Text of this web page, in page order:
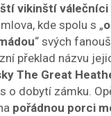
vikinští válečníci
kde spolu s „
“ svých
překlad názvu
The Great
o dobytí zámku.
pořádnou porci